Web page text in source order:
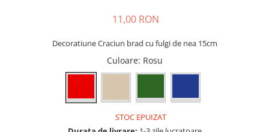
11,00 RON
Decoratiune Craciun brad cu fulgi de nea 15cm
Culoare: Rosu
STOC EPUIZAT